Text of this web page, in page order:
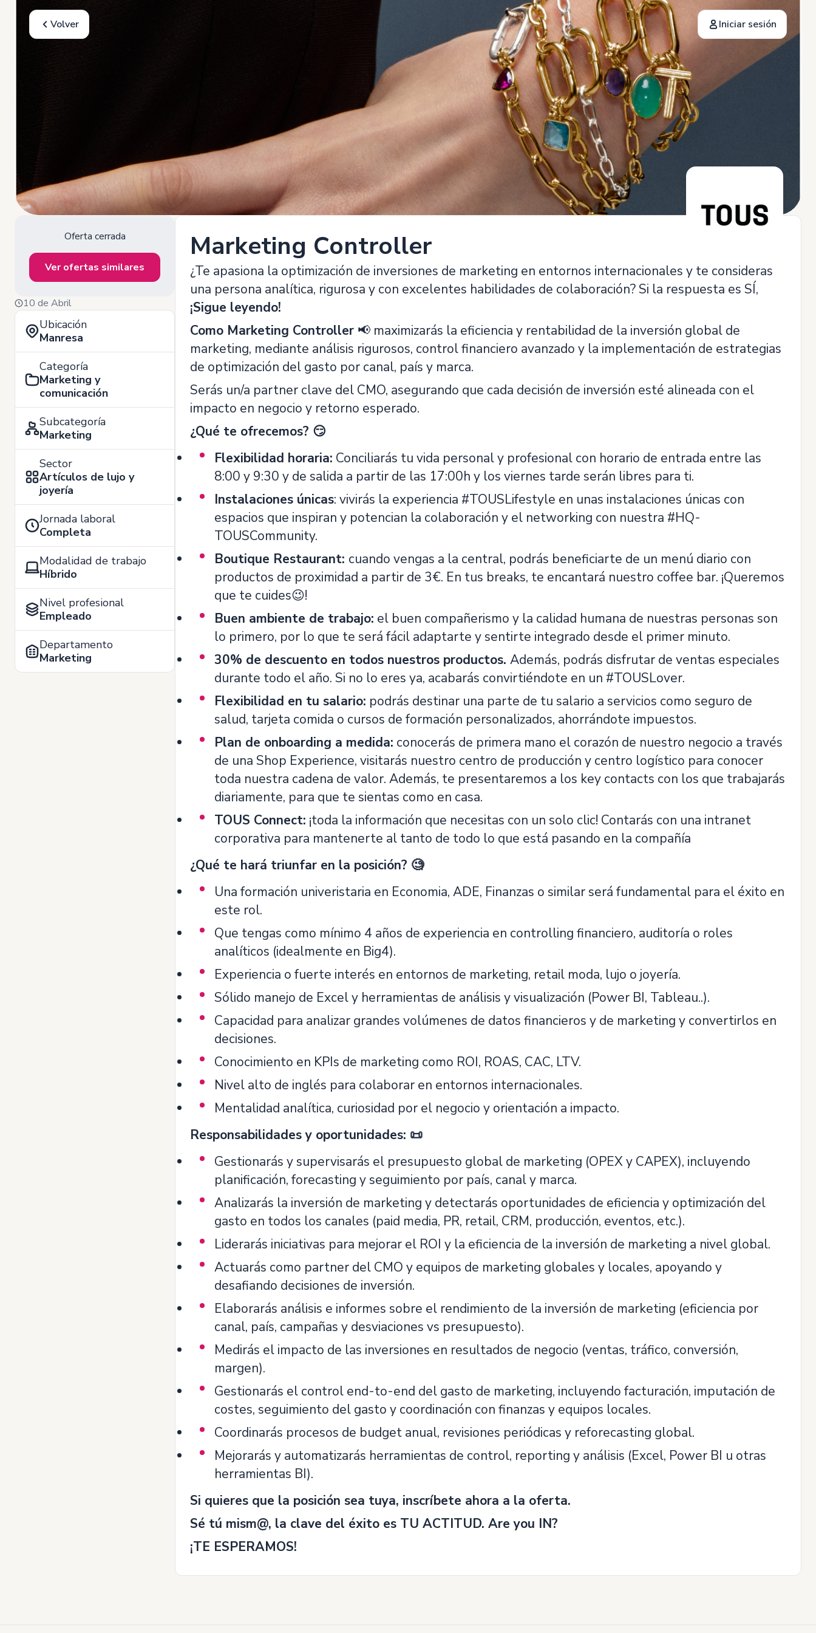
Volver Iniciar sesión
Oferta cerrada
Ver ofertas similares
10 de Abril
Ubicación
Manresa
Categoría
Marketing y
comunicación
Subcategoría
Marketing
Sector
Artículos de lujo y
joyería
Jornada laboral
Completa
Modalidad de trabajo
Híbrido
Nivel profesional
Empleado
Departamento
Marketing
Marketing Controller
¿Te apasiona la optimización de inversiones de marketing en entornos internacionales y te consideras
una persona analítica, rigurosa y con excelentes habilidades de colaboración? Si la respuesta es SÍ,
¡Sigue leyendo!
Como Marketing Controller 📢 maximizarás la eficiencia y rentabilidad de la inversión global de
marketing, mediante análisis rigurosos, control financiero avanzado y la implementación de estrategias
de optimización del gasto por canal, país y marca.
Serás un/a partner clave del CMO, asegurando que cada decisión de inversión esté alineada con el
impacto en negocio y retorno esperado.
¿Qué te ofrecemos? 😏
Flexibilidad horaria: Conciliarás tu vida personal y profesional con horario de entrada entre las
8:00 y 9:30 y de salida a partir de las 17:00h y los viernes tarde serán libres para ti.
Instalaciones únicas: vivirás la experiencia #TOUSLifestyle en unas instalaciones únicas con
espacios que inspiran y potencian la colaboración y el networking con nuestra #HQ-
TOUSCommunity.
Boutique Restaurant: cuando vengas a la central, podrás beneficiarte de un menú diario con
productos de proximidad a partir de 3€. En tus breaks, te encantará nuestro coffee bar. ¡Queremos
que te cuides😉!
Buen ambiente de trabajo: el buen compañerismo y la calidad humana de nuestras personas son
lo primero, por lo que te será fácil adaptarte y sentirte integrado desde el primer minuto.
30% de descuento en todos nuestros productos. Además, podrás disfrutar de ventas especiales
durante todo el año. Si no lo eres ya, acabarás convirtiéndote en un #TOUSLover.
Flexibilidad en tu salario: podrás destinar una parte de tu salario a servicios como seguro de
salud, tarjeta comida o cursos de formación personalizados, ahorrándote impuestos.
Plan de onboarding a medida: conocerás de primera mano el corazón de nuestro negocio a través
de una Shop Experience, visitarás nuestro centro de producción y centro logístico para conocer
toda nuestra cadena de valor. Además, te presentaremos a los key contacts con los que trabajarás
diariamente, para que te sientas como en casa.
TOUS Connect: ¡toda la información que necesitas con un solo clic! Contarás con una intranet
corporativa para mantenerte al tanto de todo lo que está pasando en la compañía
¿Qué te hará triunfar en la posición? 🧐
Una formación univeristaria en Economia, ADE, Finanzas o similar será fundamental para el éxito en
este rol.
Que tengas como mínimo 4 años de experiencia en controlling financiero, auditoría o roles
analíticos (idealmente en Big4).
Experiencia o fuerte interés en entornos de marketing, retail moda, lujo o joyería.
Sólido manejo de Excel y herramientas de análisis y visualización (Power BI, Tableau..).
Capacidad para analizar grandes volúmenes de datos financieros y de marketing y convertirlos en
decisiones.
Conocimiento en KPIs de marketing como ROI, ROAS, CAC, LTV.
Nivel alto de inglés para colaborar en entornos internacionales.
Mentalidad analítica, curiosidad por el negocio y orientación a impacto.
Responsabilidades y oportunidades: 📜
Gestionarás y supervisarás el presupuesto global de marketing (OPEX y CAPEX), incluyendo
planificación, forecasting y seguimiento por país, canal y marca.
Analizarás la inversión de marketing y detectarás oportunidades de eficiencia y optimización del
gasto en todos los canales (paid media, PR, retail, CRM, producción, eventos, etc.).
Liderarás iniciativas para mejorar el ROI y la eficiencia de la inversión de marketing a nivel global.
Actuarás como partner del CMO y equipos de marketing globales y locales, apoyando y
desafiando decisiones de inversión.
Elaborarás análisis e informes sobre el rendimiento de la inversión de marketing (eficiencia por
canal, país, campañas y desviaciones vs presupuesto).
Medirás el impacto de las inversiones en resultados de negocio (ventas, tráfico, conversión,
margen).
Gestionarás el control end-to-end del gasto de marketing, incluyendo facturación, imputación de
costes, seguimiento del gasto y coordinación con finanzas y equipos locales.
Coordinarás procesos de budget anual, revisiones periódicas y reforecasting global.
Mejorarás y automatizarás herramientas de control, reporting y análisis (Excel, Power BI u otras
herramientas BI).
Si quieres que la posición sea tuya, inscríbete ahora a la oferta.
Sé tú mism@, la clave del éxito es TU ACTITUD. Are you IN?
¡TE ESPERAMOS!